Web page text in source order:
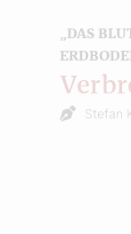
„DAS
Stefan